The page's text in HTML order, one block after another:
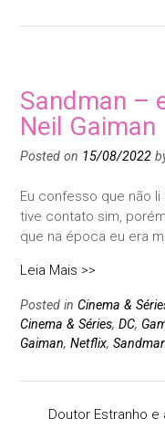
Sandman –
Neil Gaiman
Posted on 15/08/2022
Eu confesso que não
tive contato sim,
que na época eu era
Leia Mais >>
Posted in Cinema &
Cinema & Séries, DC,
Gaiman, Netflix,